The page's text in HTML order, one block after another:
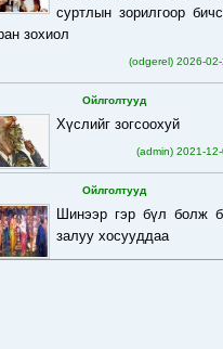
суртлын зорилгоор
зохиол
(odgerel) 2026-
Ойлголтууд
Хүслийг зогсоохуй
(admin) 2021-12-
Ойлголтууд
Шинээр гэр бүл болж
залуу хосууддаа
(admin) 2021-